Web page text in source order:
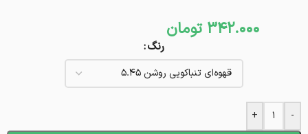
342.000 تومان
رنگ
-
+